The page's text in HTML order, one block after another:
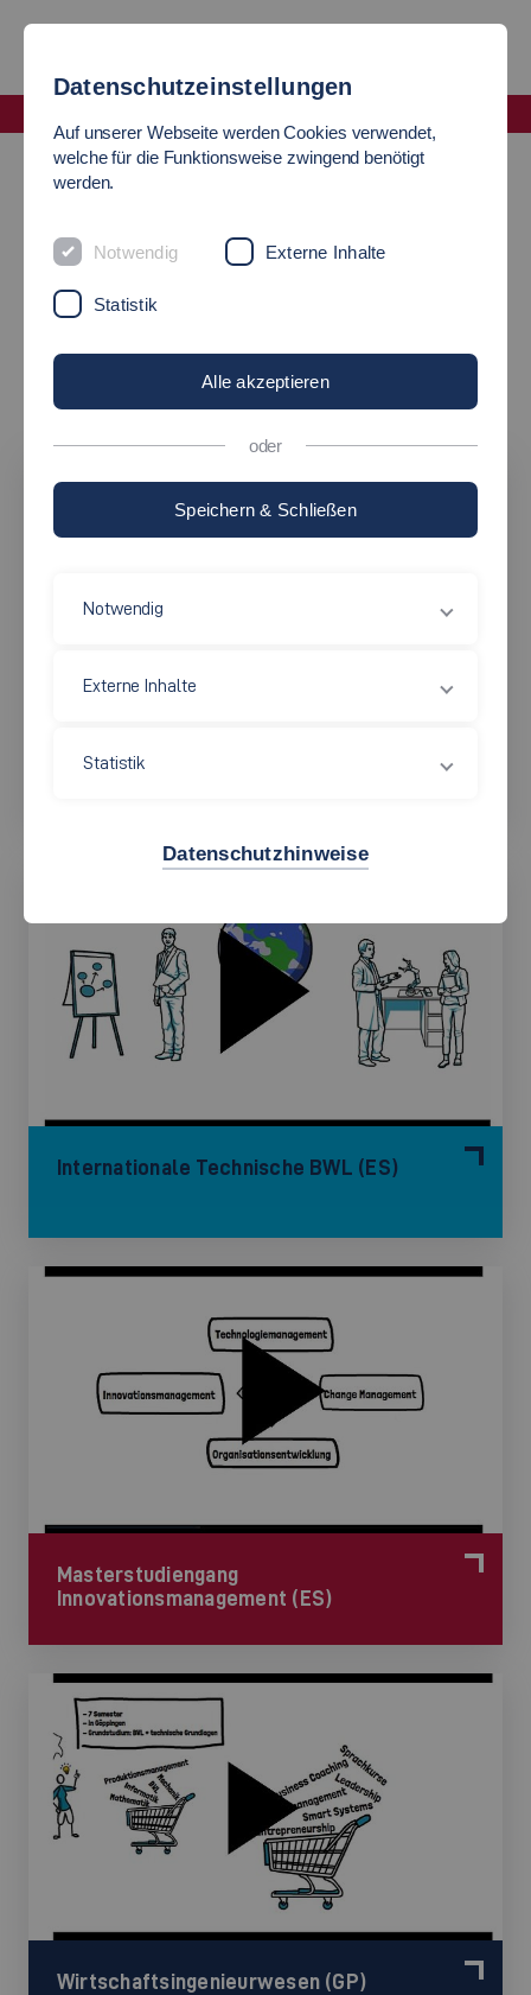
Digitale Einblicke Erklärvideos
KURZVIDEOS
bereitgestellt, die übersichtlich die Besonderheiten der
Studiengänge erklären.
Technische BWL Automobilindustrie (ES)
Internationale Technische BWL (ES)
Masterstudiengang
Innovationsmanagement (ES)
Wirtschaftsingenieurwesen (GP)
Datenschutzeinstellungen
Auf unserer Webseite werden Cookies verwendet,
welche für die Funktionsweise zwingend benötigt
werden.
Notwendig Externe Inhalte
Statistik
Alle akzeptieren
oder
Speichern & Schließen
Notwendig
Externe Inhalte
Statistik
Datenschutzhinweise